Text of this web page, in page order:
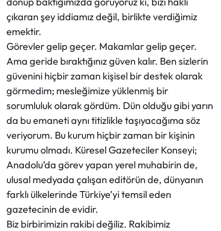
çıkaran şey iddiamız değil, birlikte verdiğimiz
emektir.
Görevler gelip geçer. Makamlar gelip geçer.
Ama geride bıraktığınız güven kalır. Ben sizlerin
güvenini hiçbir zaman kişisel bir destek olarak
görmedim; mesleğimize yüklenmiş bir
sorumluluk olarak gördüm. Dün olduğu gibi yarın
da bu emaneti aynı titizlikle taşıyacağıma söz
veriyorum. Bu kurum hiçbir zaman bir kişinin
kurumu olmadı. Küresel Gazeteciler Konseyi;
Anadolu’da görev yapan yerel muhabirin de,
ulusal medyada çalışan editörün de, dünyanın
farklı ülkelerinde Türkiye’yi temsil eden
gazetecinin de evidir.
Biz birbirimizin rakibi değiliz. Rakibimiz